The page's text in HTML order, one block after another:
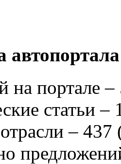
автопортала
на портале
статьи –
– 437